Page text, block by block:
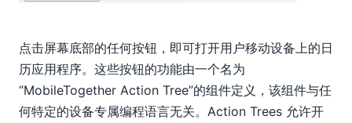
点击屏幕底部的任何按钮，即可打开用户移动设备上的日
历应用程序。这些按钮的功能由一个名为
“MobileTogether Action Tree”的组件定义，该组件与任
何特定的设备专属编程语言无关。Action Trees 允许开